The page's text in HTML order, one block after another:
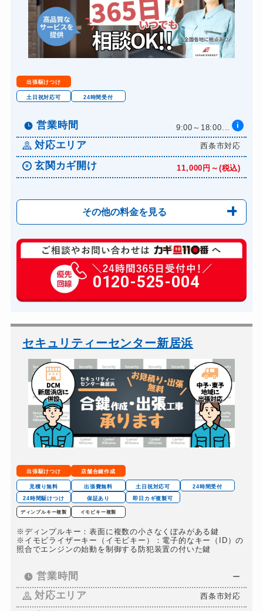
スーツケースカギ開け 8,800円～(税込)
金庫カギ開け 14,300円～(税込)
金庫カギ修理 11,000円～(税込)
ロッカーカギ開け
ドアノブカギ交換 11,000円～(税込)
出張駆けつけ
土日祝対応可 24時間受付
営業時間 9:00～18:00... i
対応エリア 西条市対応
玄関カギ開け 11,000円～(税込)
その他の料金を見る
玄関カギ修理 6,600円～(税込)
玄関カギ作成 14,300円～(税込)
玄関カギ交換 14,300円～(税込)
バイクカギ開け 13,200円～(税込)
バイクカギ作成 16,500円～(税込)
スーツケースカギ開け 8,800円～(税込)
スーツケースカギ作成 8,800円～(税込)
金庫カギ開け 14,300円～(税込)
金庫カギ修理 11,000円～(税込)
金庫カギ交換
ロッカーカギ開け 8,800円～(税込)
ドアノブカギ開け
8,800円～(税込)
ドアノブカギ交換 11,000円～(税込)
0120-525-004
セキュリティーセンター新居浜
出張駆けつけ 店舗合鍵作成
見積り無料 出張費無料 土日祝対応可
24時間受付
24時間駆けつけ
保証あり 即日カギ複製可
ディンプルキー複製 イモビキー複製
※ディンプルキー：表面に複数の小さなくぼみがある鍵
※イモビライザーキー（イモビキー）：電子的なキー（ID）の
照合でエンジンの始動を制御する防犯装置の付いた鍵
営業時間 ー
対応エリア 西条市対応